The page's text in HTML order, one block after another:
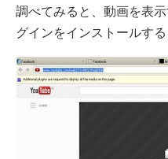
調べてみると、動画を表
グインをインストールす